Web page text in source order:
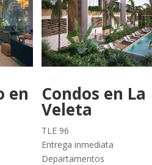
en Condos en La
Veleta
TLE 96
Entrega inmediata
Departamentos